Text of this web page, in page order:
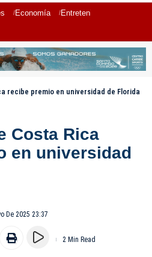
Economía Entretenimiento
recibe premio en universidad de Florida
Costa Rica
en universidad
De 2025 23:37
2 Min Read